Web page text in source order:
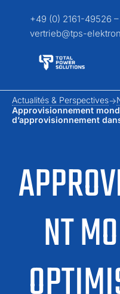
+49 (0) 2161-49526
vertrieb@tps-
NT
Actualités & Perspectives
Approvisionnement
d’approvisionnement